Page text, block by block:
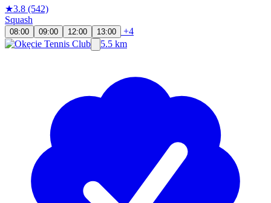
★3.8 (542)
Squash
08:00 09:00 12:00 13:00
+4
5.5 km